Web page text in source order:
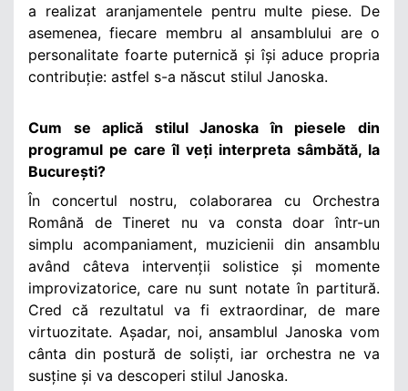
a realizat aranjamentele pentru multe piese. De
asemenea, fiecare membru al ansamblului are o
personalitate foarte puternică și își aduce propria
contribuție: astfel s-a născut stilul Janoska.
Cum se aplică stilul Janoska în piesele din
programul pe care îl veți interpreta sâmbătă, la
București?
În concertul nostru, colaborarea cu Orchestra
Română de Tineret nu va consta doar într-un
simplu acompaniament, muzicienii din ansamblu
având câteva intervenții solistice și momente
improvizatorice, care nu sunt notate în partitură.
Cred că rezultatul va fi extraordinar, de mare
virtuozitate. Așadar, noi, ansamblul Janoska vom
cânta din postură de soliști, iar orchestra ne va
susține și va descoperi stilul Janoska.